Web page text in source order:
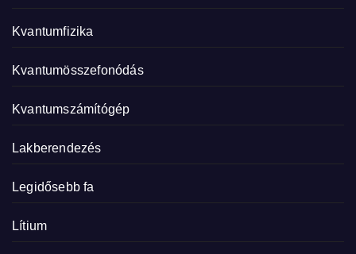
Kvantumfizika
Kvantumösszefonódás
Kvantumszámítógép
Lakberendezés
Legidősebb fa
Lítium